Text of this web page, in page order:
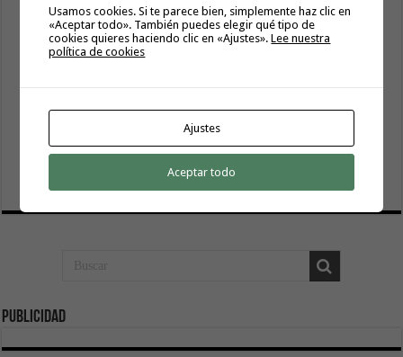
El servicio informativo itinerante de ‘La Gomera
Acompaña’ llega este lunes a Hermigua
8 agosto, 2026
miércoles 12 de agosto del 2026
8 agosto, 2026
El Cabildo inicia la fase final de la adecuación del entorno
de La Rajita con la pavimentación de los aparcamientos
Publicidad
Usamos cookies. Si te parece bien, simplemente haz clic en
«Aceptar todo». También puedes elegir qué tipo de
cookies quieres haciendo clic en «Ajustes».Lee nuestra
política de cookies
Ajustes
Aceptar todo